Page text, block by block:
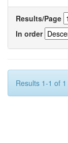
Results/Page
In order
Results 1-1 of